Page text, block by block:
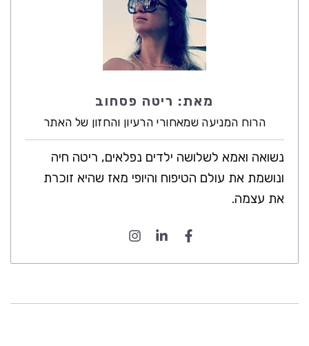
מאת: ריטה פסחוב
הרוח המניעה שמאחורי הרעיון והחזון של האתר
נשואה ואמא לשלושה ילדים נפלאים, ריטה חיה
ונושמת את עולם הטיפוח והיופי מאז שהיא זוכרת
את עצמה.